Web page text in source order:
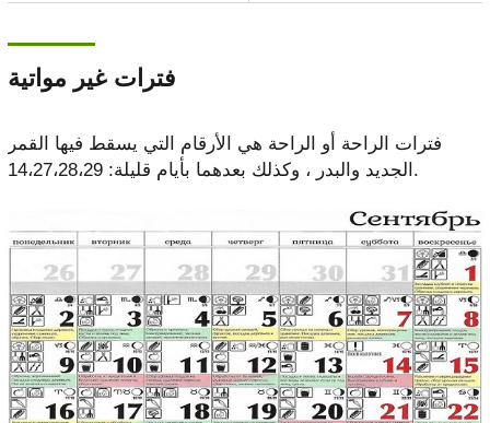
فترات غير مواتية
فترات الراحة أو الراحة هي الأرقام التي يسقط فيها القمر
الجديد والبدر ، وكذلك بعدهما بأيام قليلة: 14،27،28،29.